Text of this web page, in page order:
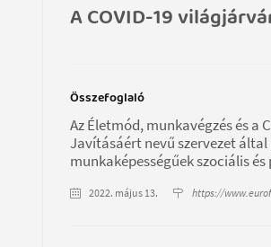
A COVID-19
Összefoglaló
Az Életmód, munkavégzés és a
Javításáért nevű szervezet
munkaképességűek szociális
2022. május 13. https://